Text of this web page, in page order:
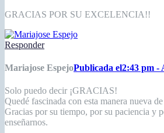
GRACIAS POR SU EXCELENCIA!!
Responder
Mariajose EspejoPublicada el2:43 pm -
Solo puedo decir ¡GRACIAS!
Quedé fascinada con esta manera nueva
Gracias por su tiempo, por su paciencia y
enseñarnos.